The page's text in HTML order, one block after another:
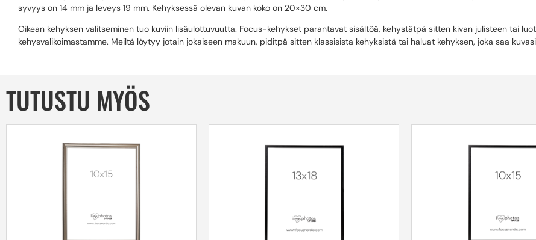
syvyys on 14 mm ja leveys 19 mm. Kehyksessä olevan kuvan koko on 20×30 cm.
Oikean kehyksen valitseminen tuo kuviin lisäulottuvuutta. Focus-kehykset parantavat sisältöä, kehystätpä sitten kivan julisteen tai
kehysvalikoimastamme. Meiltä löytyy jotain jokaiseen makuun, piditpä sitten klassisista kehyksistä tai haluat kehyksen, joka saa
TUTUSTU MYÖS